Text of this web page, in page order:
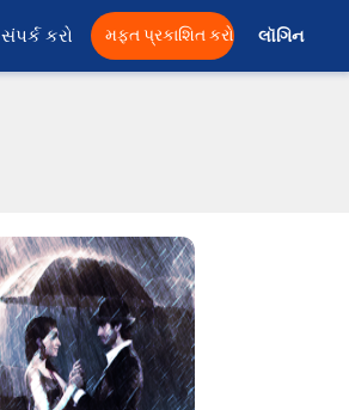
સંપર્ક કરો મફત પ્રકાશિત કરો લૉગિન